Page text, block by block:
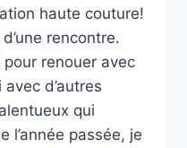
haute couture!
rencontre.
renouer avec
d’autres
qui
l’année passée, je